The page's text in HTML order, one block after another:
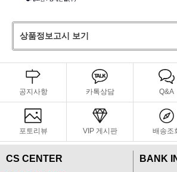
상품정보고시 보기
공지사항 카톡상담 Q&A
포토리뷰 VIP 게시판 배송조
CS CENTER
BANK